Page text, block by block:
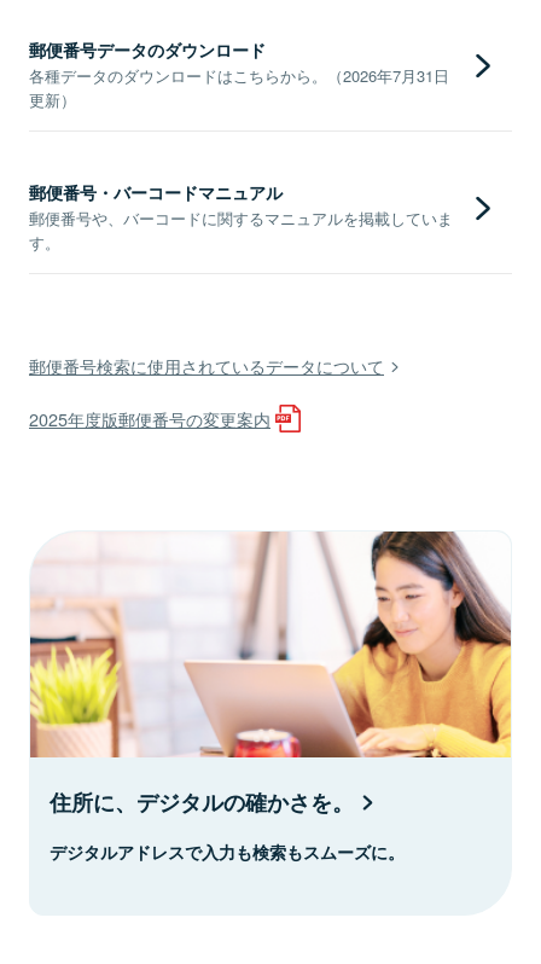
郵便番号データのダウンロード
各種データのダウンロードはこちらから。（2026年7月31日
更新）
郵便番号・バーコードマニュアル
郵便番号や、バーコードに関するマニュアルを掲載していま
す。
郵便番号検索に使用されているデータについて
2025年度版郵便番号の変更案内
住所に、デジタルの確かさを。
デジタルアドレスで入力も検索もスムーズに。